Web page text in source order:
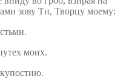
зову Ти, Творцу моему:
моих.